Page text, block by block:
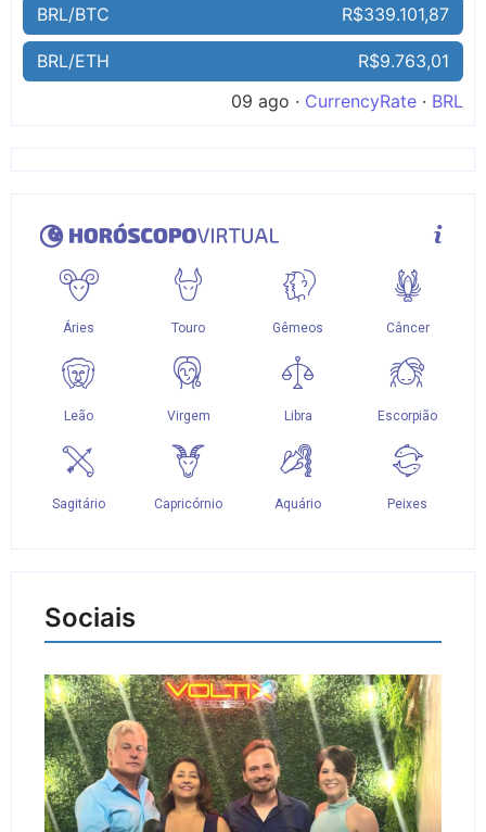
BRL/BTC R$339.101,87
BRL/ETH
R$9.763,01
09 ago · CurrencyRate · BRL
Sociais